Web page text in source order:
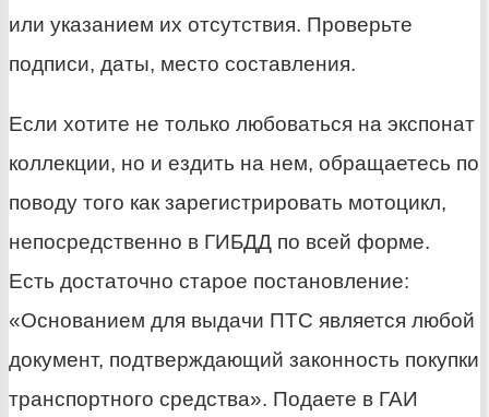
или указанием их отсутствия. Проверьте
подписи, даты, место составления.
Если хотите не только любоваться на экспонат
коллекции, но и ездить на нем, обращаетесь по
поводу того как зарегистрировать мотоцикл,
непосредственно в ГИБДД по всей форме.
Есть достаточно старое постановление:
«Основанием для выдачи ПТС является любой
документ, подтверждающий законность покупки
транспортного средства». Подаете в ГАИ